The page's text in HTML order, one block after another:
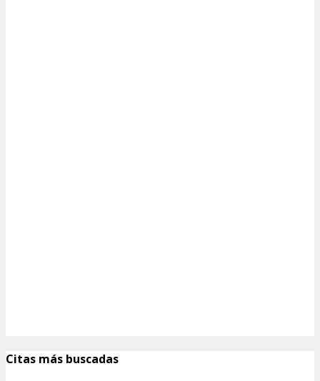
Citas más buscadas